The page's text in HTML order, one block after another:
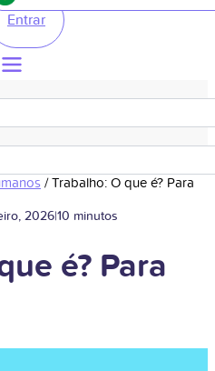
Entrar
/Trabalho: O que é? Para
2026|10 minutos
é? Para